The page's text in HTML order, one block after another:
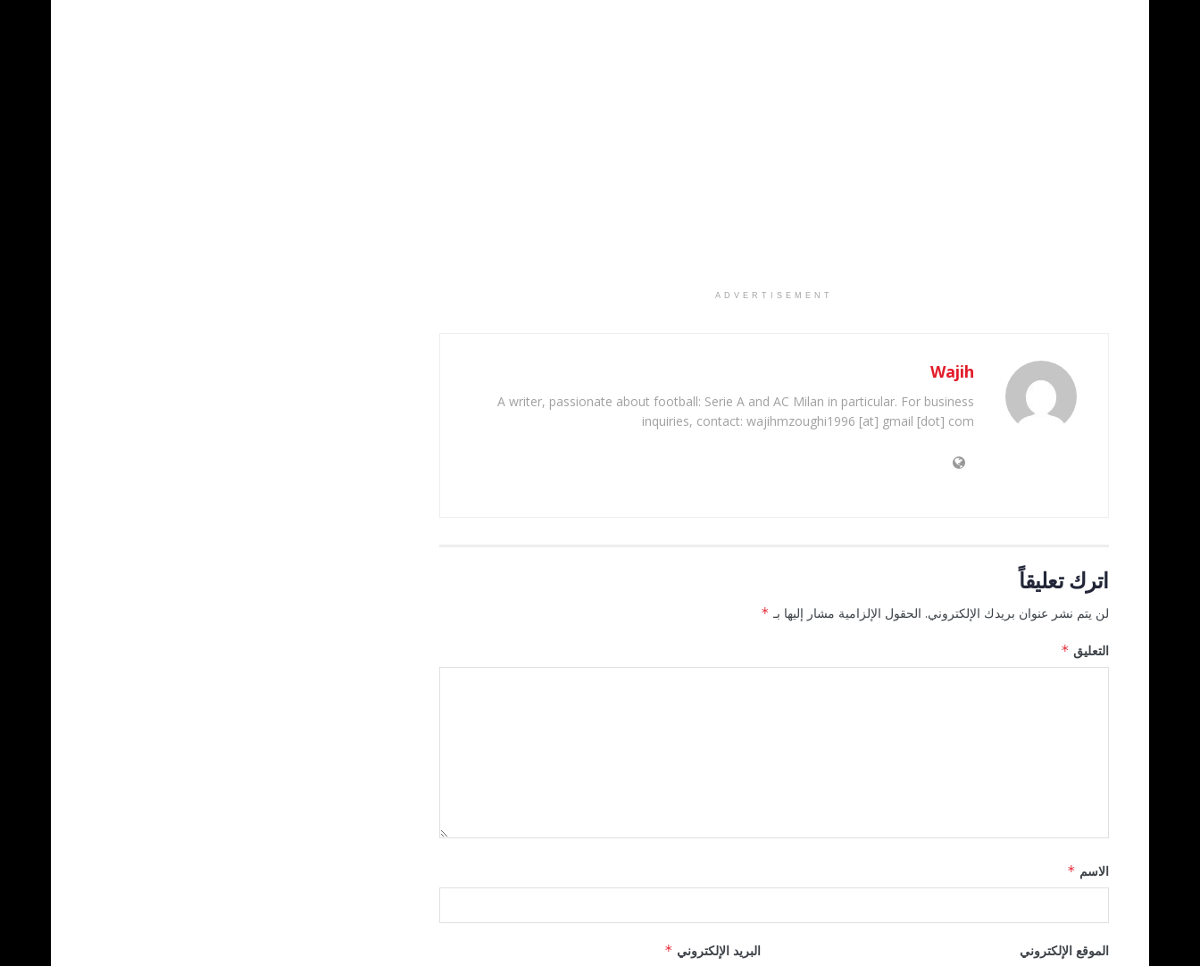
ADVERTISEMENT
Wajih
A writer, passionate about football: Serie A and AC Milan in particular. For business
inquiries, contact: wajihmzoughi1996 [at] gmail [dot] com
اترك تعليقاً
لن يتم نشر عنوان بريدك الإلكتروني. الحقول الإلزامية مشار إليها بـ *
التعليق *
الاسم *
البريد الإلكتروني * الموقع الإلكتروني